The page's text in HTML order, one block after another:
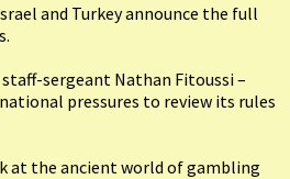
and Turkey announce the full
sergeant Nathan Fitoussi –
pressures to review its rules
at the ancient world of gambling